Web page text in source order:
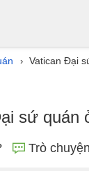
› Vatican Đại
sứ quán
Trò